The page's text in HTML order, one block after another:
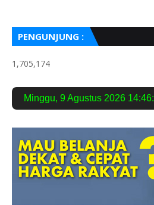
PENGUNJUNG :
1,705,174
Minggu, 9 Agustus 2026